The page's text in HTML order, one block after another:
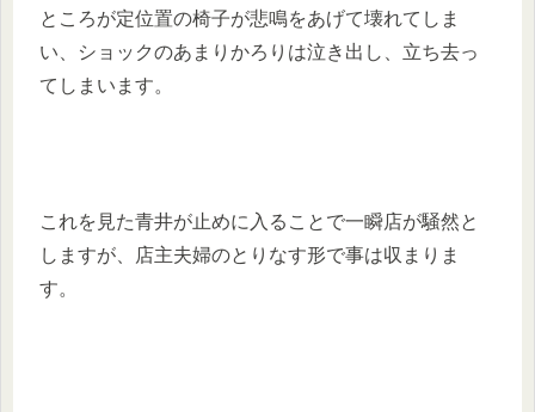
ところが定位置の椅子が悲鳴をあげて壊れてしま
い、ショックのあまりかろりは泣き出し、立ち去っ
てしまいます。
これを見た青井が止めに入ることで一瞬店が騒然と
しますが、店主夫婦のとりなす形で事は収まりま
す。